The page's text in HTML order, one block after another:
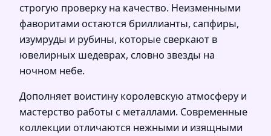
строгую проверку на качество. Неизменными
фаворитами остаются бриллианты, сапфиры,
изумруды и рубины, которые сверкают в
ювелирных шедеврах, словно звезды на
ночном небе.
Дополняет воистину королевскую атмосферу и
мастерство работы с металлами. Современные
коллекции отличаются нежными и изящными